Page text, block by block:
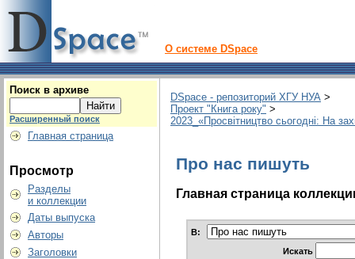
О системе DSpace
Поиск в архиве
Расширенный поиск
Главная страница
Просмотр
Разделы
и коллекции
Даты выпуска
Авторы
Заголовки
DSpace - репозиторий ХГУ НУА >
Проект "Книга року" >
2023_«Просвітництво сьогодні: На
Про нас пишуть
Главная страница
В:
Искать